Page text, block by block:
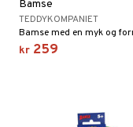
Bamse
TEDDYKOMPANIET
kr 259